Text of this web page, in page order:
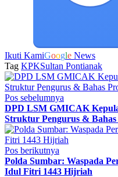
Ikuti KamiGoogle News
Tag KPKSultan Pontianak
Pos sebelumnya
DPD LSM GMICAK
Struktur Pengurus &
Pos berikutnya
Polda Sumbar: Waspada
Idul Fitri 1443 Hijriah